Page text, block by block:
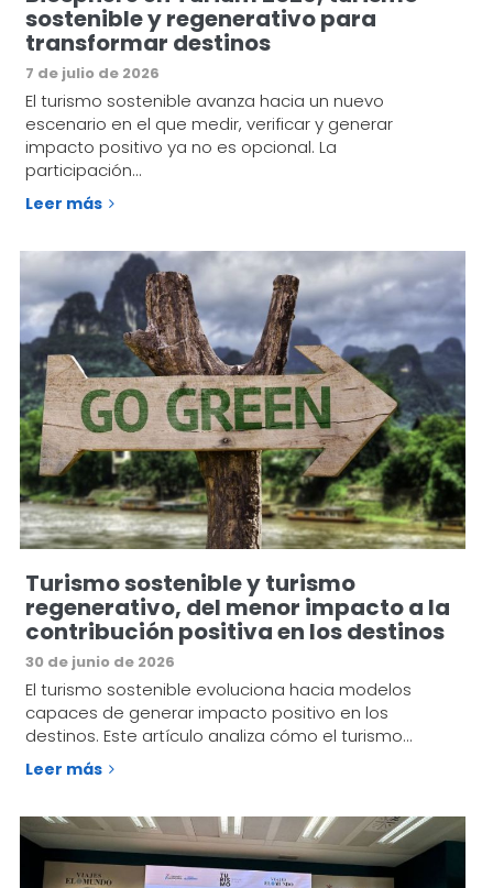
sostenible y regenerativo para
transformar destinos
7 de julio de 2026
El turismo sostenible avanza hacia un nuevo
escenario en el que medir, verificar y generar
impacto positivo ya no es opcional. La
participación…
Leer más
Turismo sostenible y turismo
regenerativo, del menor impacto a la
contribución positiva en los destinos
30 de junio de 2026
El turismo sostenible evoluciona hacia modelos
capaces de generar impacto positivo en los
destinos. Este artículo analiza cómo el turismo…
Leer más